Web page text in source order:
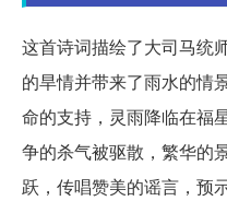
这首诗词描绘了大司马统
的旱情并带来了雨水的情
命的支持，灵雨降临在福
争的杀气被驱散，繁华的
跃，传唱赞美的谣言，预